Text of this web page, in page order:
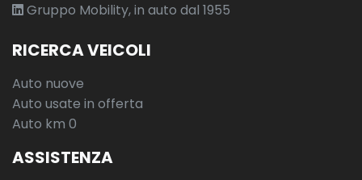
Gruppo Mobility, in auto dal 1955
RICERCA VEICOLI
Auto nuove
Auto usate in offerta
Auto km 0
ASSISTENZA